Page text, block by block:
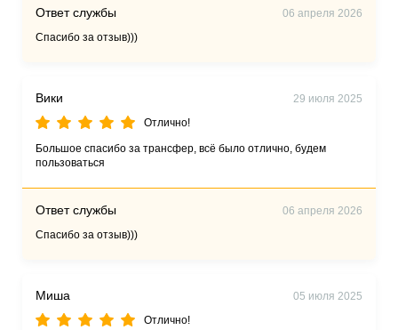
Ответ службы
06 апреля 2026
Спасибо за отзыв)))
Вики
29 июля 2025
Отлично!
Большое спасибо за трансфер, всё было отлично, будем
пользоваться
Ответ службы
06 апреля 2026
Спасибо за отзыв)))
Миша
05 июля 2025
Отлично!